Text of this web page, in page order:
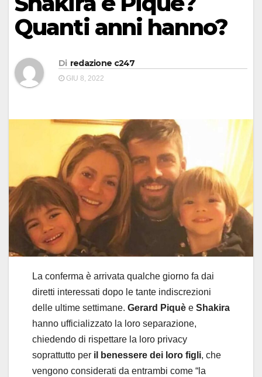
Quanti anni hanno?
Di redazione c247
GIU 8, 2022
La conferma è arrivata qualche giorno fa dai
diretti interessati dopo le tante indiscrezioni
delle ultime settimane. Gerard Piquè e Shakira
hanno ufficializzato la loro separazione,
chiedendo di rispettare la loro privacy
soprattutto per il benessere dei loro figli, che
vengono considerati da entrambi come “la